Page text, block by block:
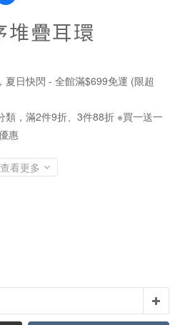
堆疊耳環
夏日快閃 - 全館滿$699免運 (限超
類，滿2件9折、3件88折 ※買一送一
惠
查看更多